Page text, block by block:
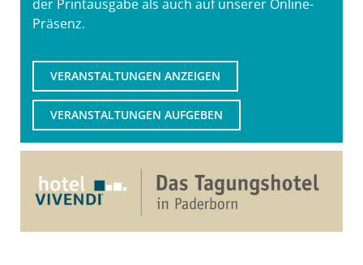
der Printausgabe als auch auf unserer Online-
Präsenz.
VERANSTALTUNGEN ANZEIGEN
VERANSTALTUNGEN AUFGEBEN